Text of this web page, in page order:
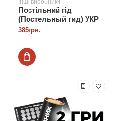
Інші виробники
Постільний гід
(Постельный гид) УКР
385грн.